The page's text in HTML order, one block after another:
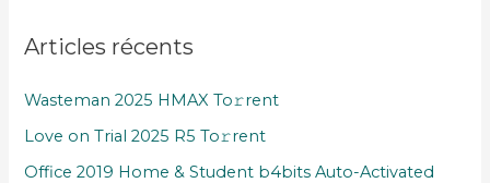
Articles récents
Wasteman 2025 HMAX To𝚛rent
Love on Trial 2025 R5 To𝚛rent
Office 2019 Home & Student b4bits Auto-Activated